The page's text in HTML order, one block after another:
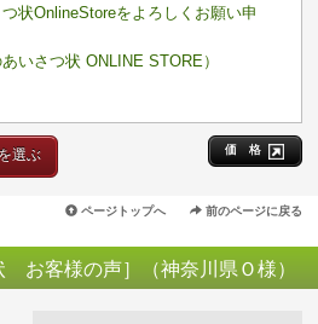
状OnlineStoreをよろしくお願い申
いさつ状 ONLINE STORE）
価 格
選ぶ
ページトップへ 前のページに戻る
お客様の声］（神奈川県Ｏ様）